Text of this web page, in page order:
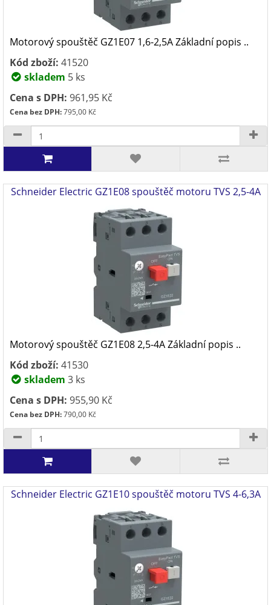
Motorový spouštěč GZ1E07 1,6-2,5A Základní popis ..
Kód zboží: 41520
skladem 5 ks
Cena s DPH: 961,95 Kč
Cena bez DPH:795,00 Kč
Schneider Electric GZ1E08 spouštěč motoru TVS 2,5-4A
Motorový spouštěč GZ1E08 2,5-4A Základní popis ..
Kód zboží: 41530
skladem 3 ks
Cena s DPH: 955,90 Kč
Cena bez DPH:790,00 Kč
Schneider Electric GZ1E10 spouštěč motoru TVS 4-6,3A